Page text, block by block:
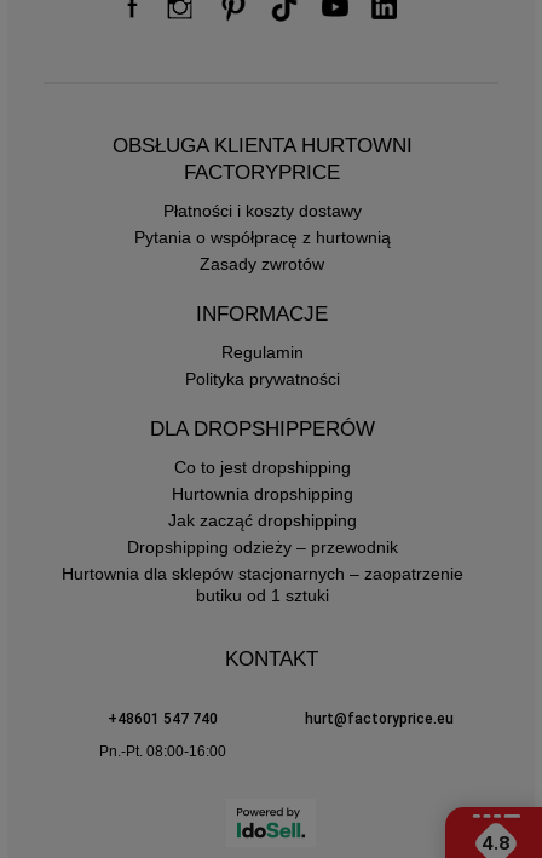
OBSŁUGA KLIENTA HURTOWNI
FACTORYPRICE
Płatności i koszty dostawy
Pytania o współpracę z hurtownią
Zasady zwrotów
INFORMACJE
Regulamin
Polityka prywatności
DLA DROPSHIPPERÓW
Co to jest dropshipping
Hurtownia dropshipping
Jak zacząć dropshipping
Dropshipping odzieży – przewodnik
Hurtownia dla sklepów stacjonarnych – zaopatrzenie
butiku od 1 sztuki
KONTAKT
+48601 547 740
hurt@factoryprice.eu
Pn.-Pt. 08:00-16:00
4.8